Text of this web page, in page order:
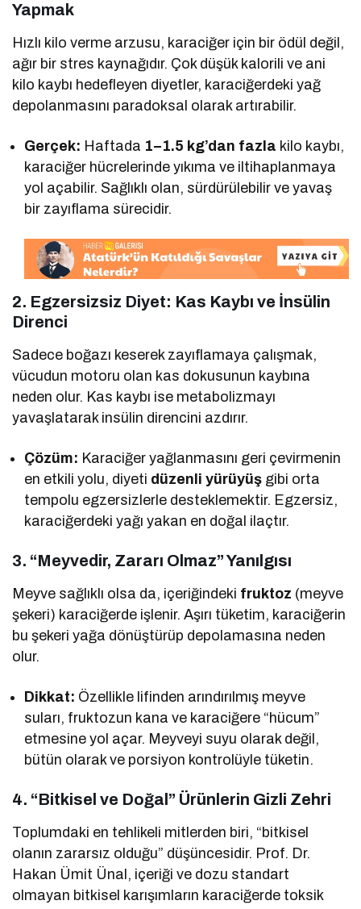
Yapmak
Hızlı kilo verme arzusu, karaciğer için bir ödül değil,
ağır bir stres kaynağıdır. Çok düşük kalorili ve ani
kilo kaybı hedefleyen diyetler, karaciğerdeki yağ
depolanmasını paradoksal olarak artırabilir.
Gerçek: Haftada 1–1.5 kg’dan fazla kilo kaybı,
karaciğer hücrelerinde yıkıma ve iltihaplanmaya
yol açabilir. Sağlıklı olan, sürdürülebilir ve yavaş
bir zayıflama sürecidir.
2. Egzersizsiz Diyet: Kas Kaybı ve İnsülin
Direnci
Sadece boğazı keserek zayıflamaya çalışmak,
vücudun motoru olan kas dokusunun kaybına
neden olur. Kas kaybı ise metabolizmayı
yavaşlatarak insülin direncini azdırır.
Çözüm: Karaciğer yağlanmasını geri çevirmenin
en etkili yolu, diyeti düzenli yürüyüş gibi orta
tempolu egzersizlerle desteklemektir. Egzersiz,
karaciğerdeki yağı yakan en doğal ilaçtır.
3. “Meyvedir, Zararı Olmaz” Yanılgısı
Meyve sağlıklı olsa da, içeriğindeki fruktoz (meyve
şekeri) karaciğerde işlenir. Aşırı tüketim, karaciğerin
bu şekeri yağa dönüştürüp depolamasına neden
olur.
Dikkat: Özellikle lifinden arındırılmış meyve
suları, fruktozun kana ve karaciğere “hücum”
etmesine yol açar. Meyveyi suyu olarak değil,
bütün olarak ve porsiyon kontrolüyle tüketin.
4. “Bitkisel ve Doğal” Ürünlerin Gizli Zehri
Toplumdaki en tehlikeli mitlerden biri, “bitkisel
olanın zararsız olduğu” düşüncesidir. Prof. Dr.
Hakan Ümit Ünal, içeriği ve dozu standart
olmayan bitkisel karışımların karaciğerde toksik